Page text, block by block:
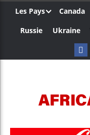
Les Pays Canada
Russie
Ukraine